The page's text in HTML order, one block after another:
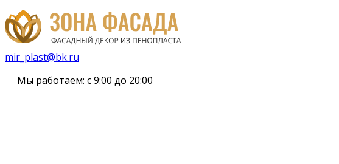
mir_plast@bk.ru
Мы работаем: с 9:00 до 20:00